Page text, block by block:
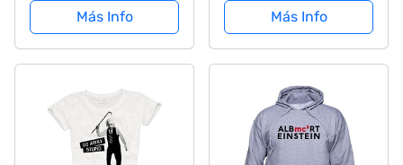
Hombres Mujeres
Manga Larga Negro
Men Women Hoodie
Más Info
Creativity Adultos
Sudadera con
Capucha, Rojo,
Más Info